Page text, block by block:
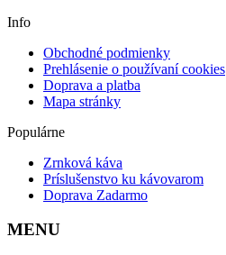
Info
Obchodné podmienky
Prehlásenie o používaní cookies
Doprava a platba
Mapa stránky
Populárne
Zrnková káva
Príslušenstvo ku kávovarom
Doprava Zadarmo
MENU